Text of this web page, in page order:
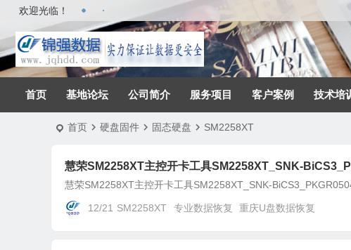
欢迎光临！
首页 基地论坛 公司简介 服务项目 客户案例 技术培
首页 硬盘固件 固态硬盘 SM2258XT
慧荣SM2258XT主控开卡工具SM2258XT_SNK-
慧荣SM2258XT主控开卡工具SM2258XT_SNK-
12/21 SM2258XT 专业数据恢复 重庆U盘数据恢复